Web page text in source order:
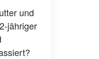
und
jähriger